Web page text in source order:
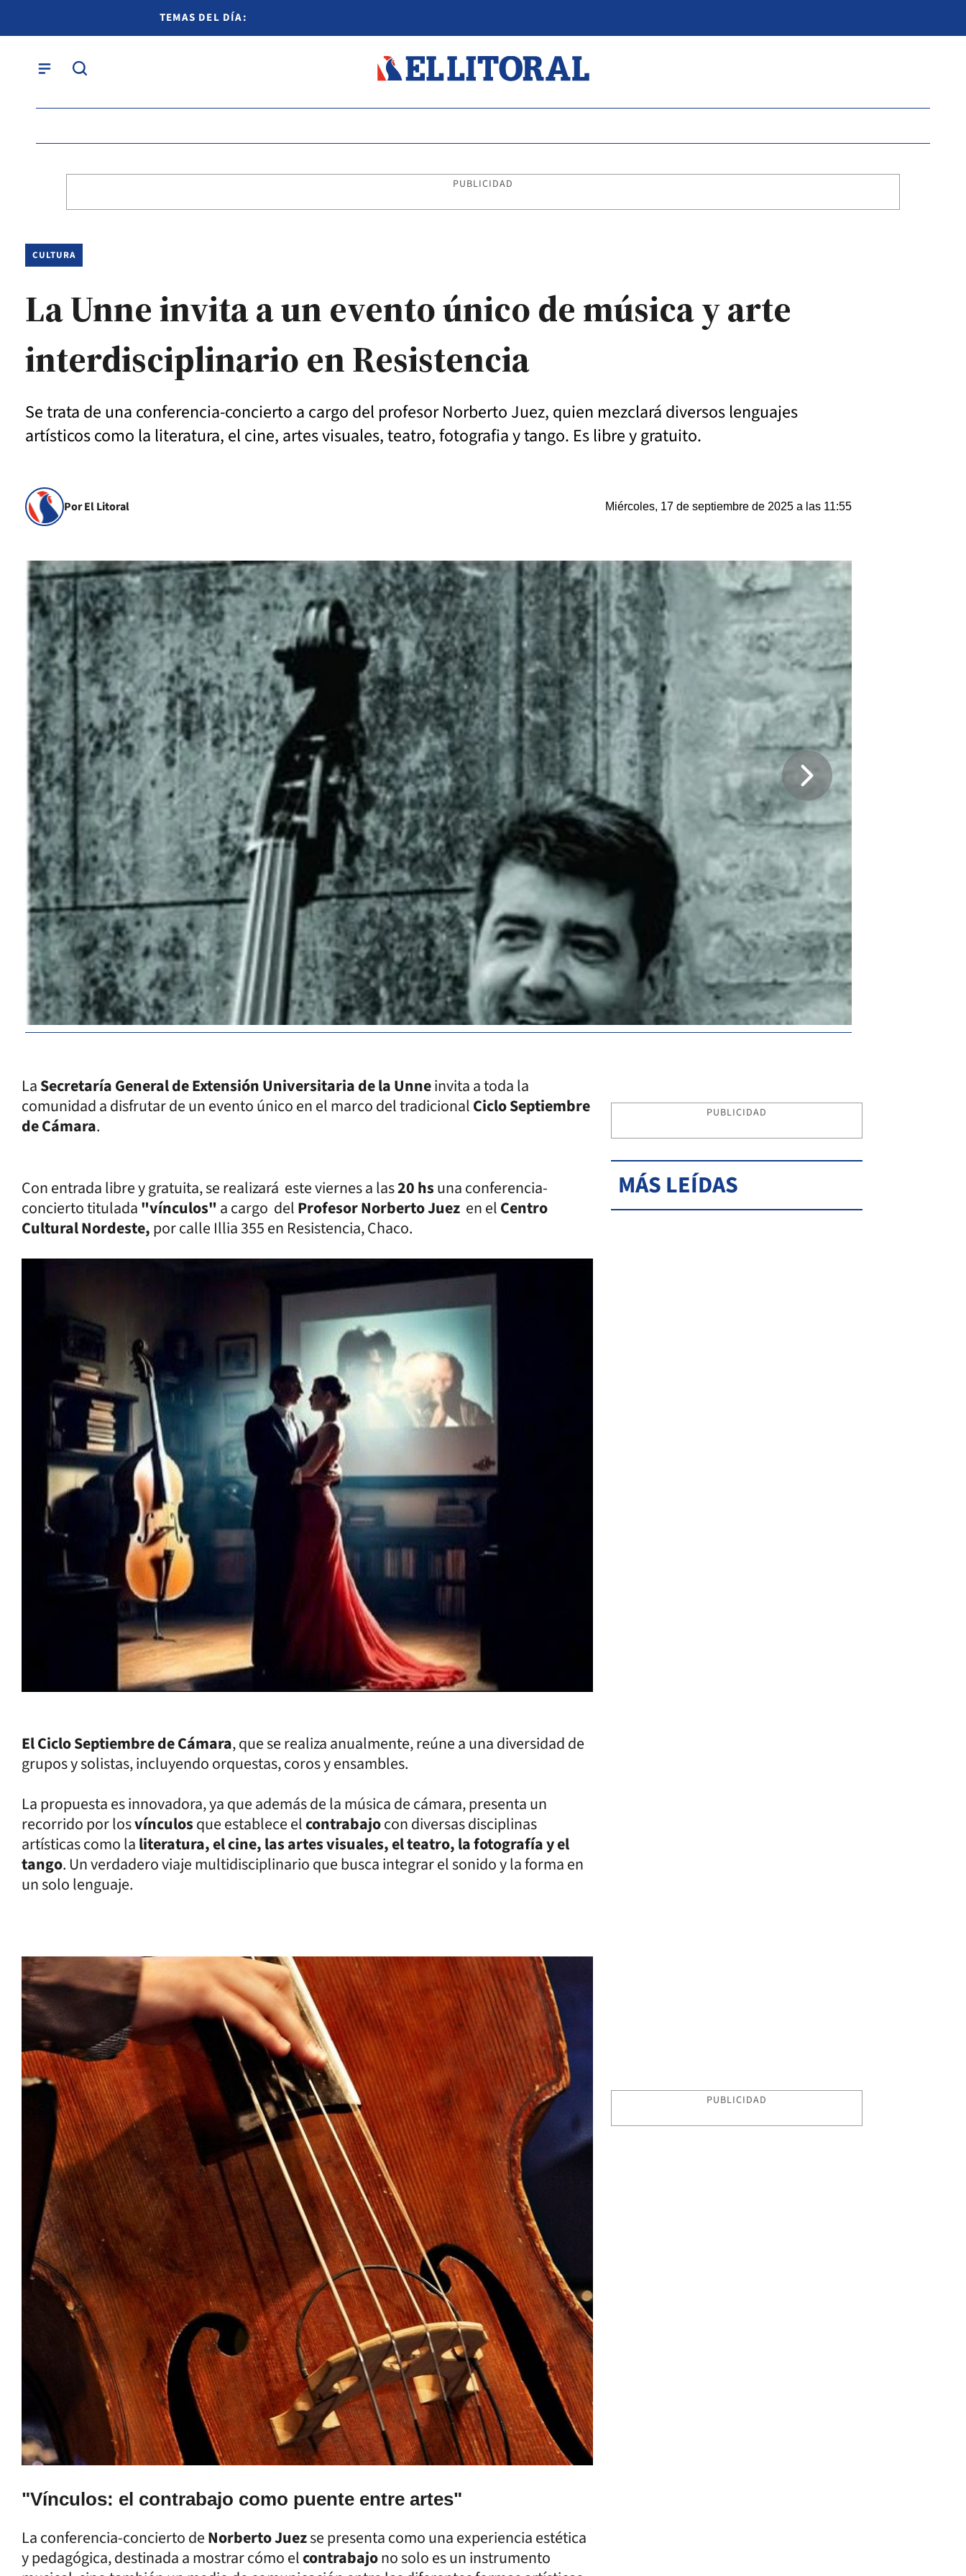
TEMAS DEL DÍA:
PUBLICIDAD
CULTURA
La Unne invita a un evento único de música y arte
interdisciplinario en Resistencia
Se trata de una conferencia-concierto a cargo del profesor Norberto Juez, quien mezclará diversos lenguajes
artísticos como la literatura, el cine, artes visuales, teatro, fotografia y tango. Es libre y gratuito.
Por El Litoral Miércoles, 17 de septiembre de 2025 a las 11:55
LaSecretaría General de Extensión Universitaria de la Unneinvita a toda la
comunidad a disfrutar de un evento único en el marco del tradicionalCiclo Septiembre
de Cámara.
Con entrada libre y gratuita, se realizará este viernes a las20 hsuna conferencia-
concierto titulada"vínculos"a cargo delProfesor Norberto Juez en elCentro
Cultural Nordeste,por calle Illia 355 en Resistencia, Chaco.
El Ciclo Septiembre de Cámara, que se realiza anualmente, reúne a una diversidad de
grupos y solistas, incluyendo orquestas, coros y ensambles.
La propuesta es innovadora, ya que además de la música de cámara, presenta un
recorrido por losvínculosque establece elcontrabajocon diversas disciplinas
artísticas como laliteratura, el cine, las artes visuales, el teatro, la fotografía y el
tango. Un verdadero viaje multidisciplinario que busca integrar el sonido y la forma en
un solo lenguaje.
"Vínculos: el contrabajo como puente entre artes"
La conferencia-concierto deNorberto Juezse presenta como una experiencia estética
y pedagógica, destinada a mostrar cómo elcontrabajono solo es un instrumento
PUBLICIDAD
MÁS LEÍDAS
PUBLICIDAD